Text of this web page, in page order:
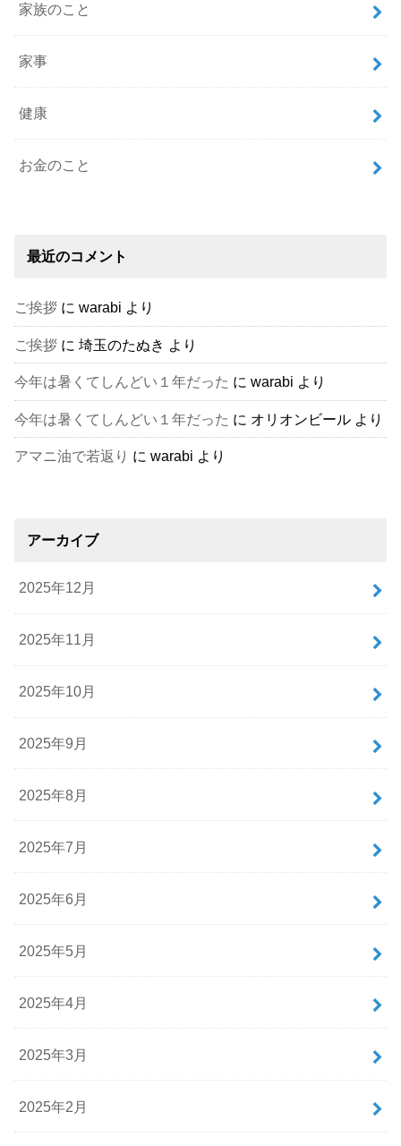
家族のこと
家事
健康
お金のこと
最近のコメント
ご挨拶 にwarabi より
ご挨拶 に埼玉のたぬき より
今年は暑くてしんどい１年だった にwarabi より
今年は暑くてしんどい１年だった に オリオンビール より
アマニ油で若返り にwarabi より
アーカイブ
2025年12月
2025年11月
2025年10月
2025年9月
2025年8月
2025年7月
2025年6月
2025年5月
2025年4月
2025年3月
2025年2月